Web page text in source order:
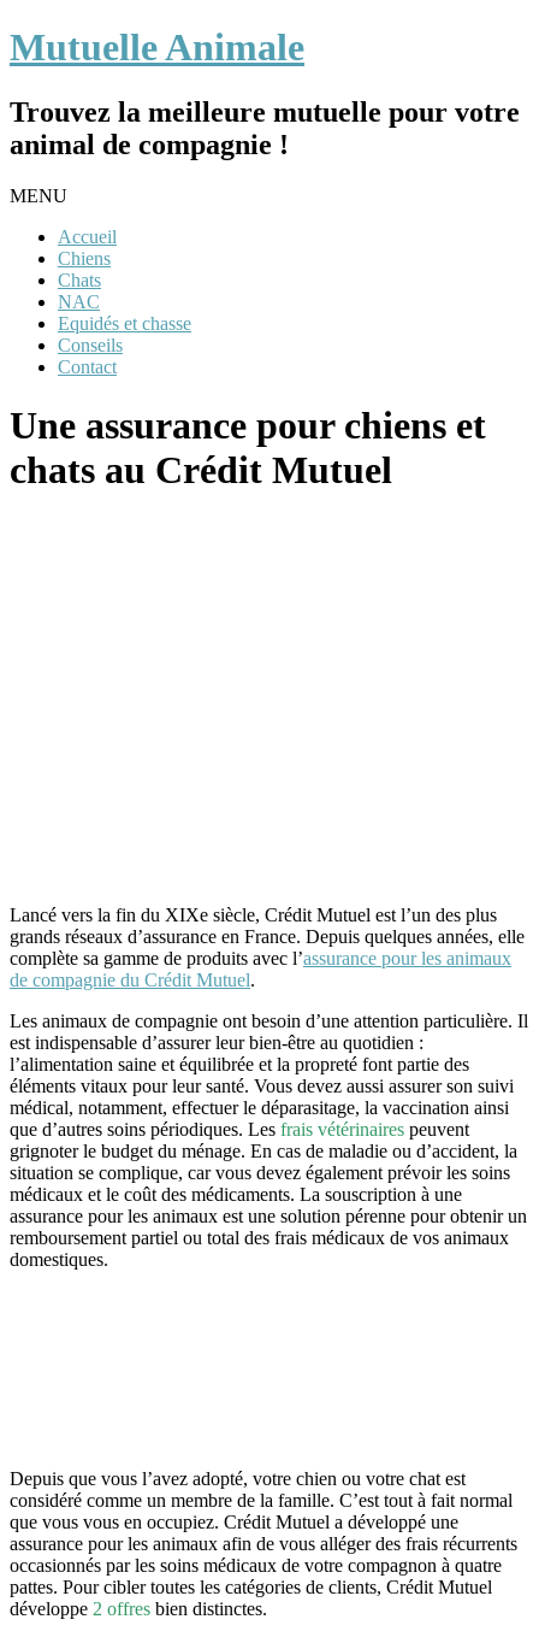
Mutuelle Animale
Trouvez la meilleure mutuelle pour votre
animal de compagnie !
MENU
Accueil
Chiens
Chats
NAC
Equidés et chasse
Conseils
Contact
Une assurance pour chiens et
chats au Crédit Mutuel
Lancé vers la fin du XIXe siècle, Crédit Mutuel est l’un des plus
grands réseaux d’assurance en France. Depuis quelques années, elle
complète sa gamme de produits avec l’assurance pour les animaux
de compagnie du Crédit Mutuel.
Les animaux de compagnie ont besoin d’une attention particulière. Il
est indispensable d’assurer leur bien-être au quotidien :
l’alimentation saine et équilibrée et la propreté font partie des
éléments vitaux pour leur santé. Vous devez aussi assurer son suivi
médical, notamment, effectuer le déparasitage, la vaccination ainsi
que d’autres soins périodiques. Les frais vétérinaires peuvent
grignoter le budget du ménage. En cas de maladie ou d’accident, la
situation se complique, car vous devez également prévoir les soins
médicaux et le coût des médicaments. La souscription à une
assurance pour les animaux est une solution pérenne pour obtenir un
remboursement partiel ou total des frais médicaux de vos animaux
domestiques.
Depuis que vous l’avez adopté, votre chien ou votre chat est
considéré comme un membre de la famille. C’est tout à fait normal
que vous vous en occupiez. Crédit Mutuel a développé une
assurance pour les animaux afin de vous alléger des frais récurrents
occasionnés par les soins médicaux de votre compagnon à quatre
pattes. Pour cibler toutes les catégories de clients, Crédit Mutuel
développe 2 offres bien distinctes.